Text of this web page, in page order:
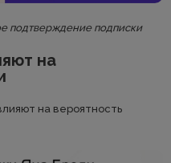
подтверждение подписки
на
на вероятность